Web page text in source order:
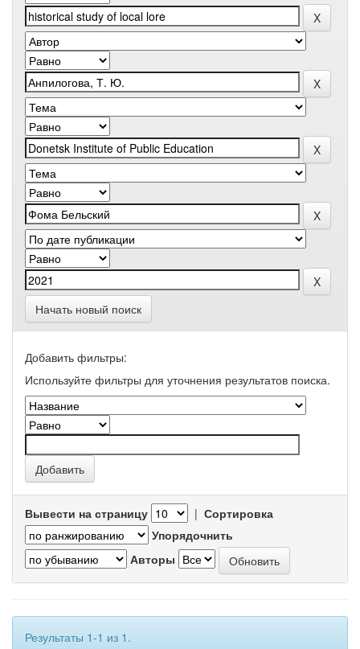
Начать новый поиск
Добавить фильтры:
Используйте фильтры для уточнения результатов поиска.
Вывести на страницу | Сортировка
Упорядочнить
Авторы
Результаты 1-1 из 1.